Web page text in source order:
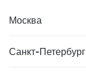
Москва
Санкт-Петербург